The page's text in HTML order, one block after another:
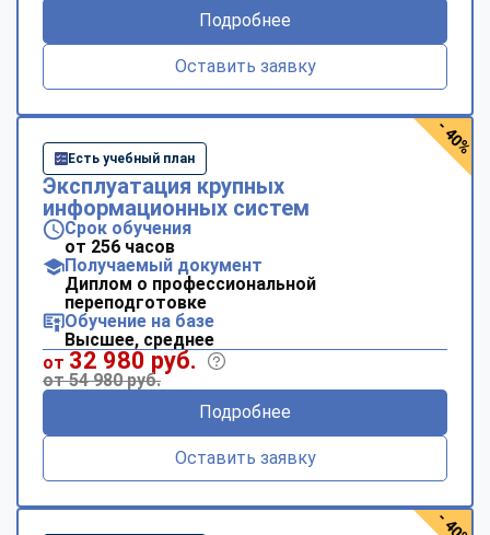
Подробнее
Оставить заявку
Есть учебный план
Эксплуатация крупных
информационных систем
Срок обучения
от 256 часов
Получаемый документ
Диплом о профессиональной
переподготовке
Обучение на базе
Высшее, среднее
от 32 980 руб.
от 54 980 руб.
Подробнее
Оставить заявку
- 40%